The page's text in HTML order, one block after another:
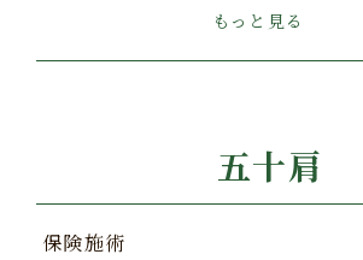
エコー【超音波】検査もっと見る
五十肩
保険施術